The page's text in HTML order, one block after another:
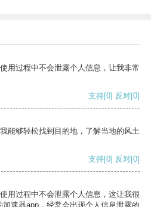
用过程中不会泄露个人信息，让我非常
支持[0] 反对[0]
能够轻松找到目的地，了解当地的风土
支持[0] 反对[0]
用过程中不会泄露个人信息，这让我很
速器app，经常会出现个人信息泄露的